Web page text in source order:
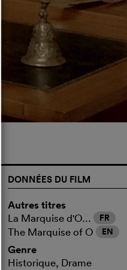
DONNÉES DU FILM
Autres titres
La Marquise d'O... FR
The Marquise of O EN
Genre
Historique, Drame